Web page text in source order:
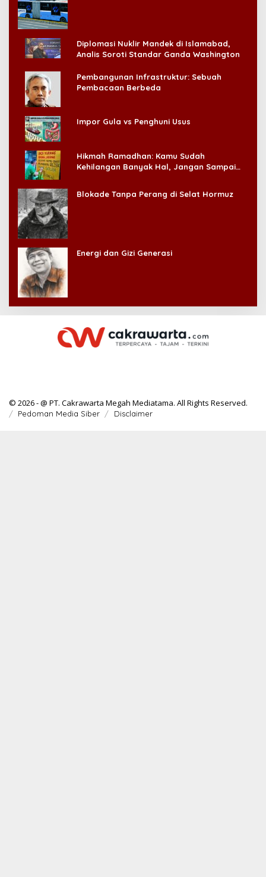
Diplomasi Nuklir Mandek di Islamabad,
Analis Soroti Standar Ganda Washington
Pembangunan Infrastruktur: Sebuah
Pembacaan Berbeda
Impor Gula vs Penghuni Usus
Hikmah Ramadhan: Kamu Sudah
Kehilangan Banyak Hal, Jangan Sampai
Blokade Tanpa Perang di Selat Hormuz
Energi dan Gizi Generasi
© 2026 - @ PT. Cakrawarta Megah Mediatama. All Rights Reserved.
Pedoman Media Siber Disclaimer